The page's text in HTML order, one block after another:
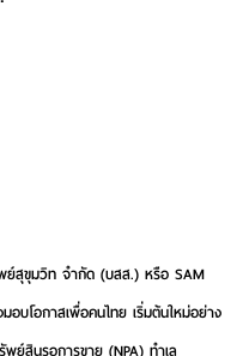
สุขุมวิท จำกัด (บสส.) หรือ SAM
มอบโอกาสเพื่อคนไทย เริ่มต้นใหม่อย่าง
พย์สินรอการขาย (NPA) ทำเล